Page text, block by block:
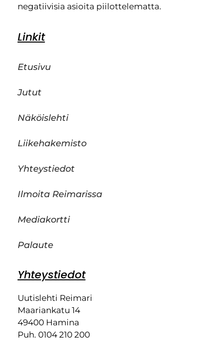
negatiivisia asioita piilottelematta.
Linkit
Etusivu
Jutut
Näköislehti
Liikehakemisto
Yhteystiedot
Ilmoita Reimarissa
Mediakortti
Palaute
Yhteystiedot
Uutislehti Reimari
Maariankatu 14
49400 Hamina
Puh. 0104 210 200